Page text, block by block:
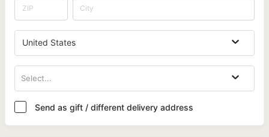
United States
Select...
Send as gift / different delivery address